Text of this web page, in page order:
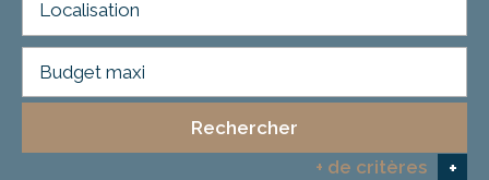
Rechercher
+ de critères
+